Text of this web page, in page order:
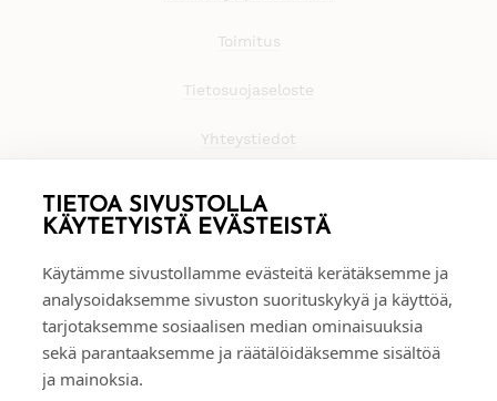
TIETOA SIVUSTOLLA
KÄYTETYISTÄ EVÄSTEISTÄ
Käytämme sivustollamme evästeitä kerätäksemme ja
analysoidaksemme sivuston suorituskykyä ja käyttöä,
tarjotaksemme sosiaalisen median ominaisuuksia
sekä parantaaksemme ja räätälöidäksemme sisältöä
ja mainoksia.
Toimitus
Tietosuojaseloste
Yhteystiedot